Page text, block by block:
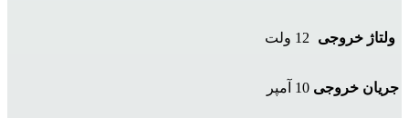
ولتاژ خروجی 12 ولت
جریان خروجی 10 آمپر